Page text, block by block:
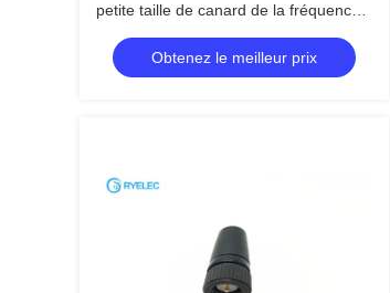
petite taille de canard de la fréquence
ultra-haute 1Dbi 450-470mhz avec le
connecteur masculin de BNC
Obtenez le meilleur prix